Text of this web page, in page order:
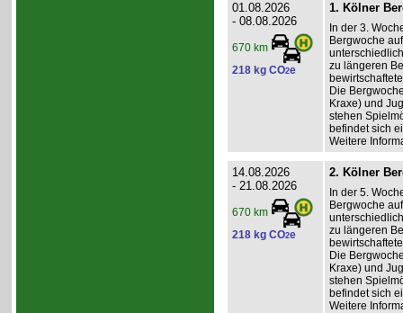
01.08.2026
- 08.08.2026
670 km
218 kg CO2e
1. Kölner
In der 3.
Bergwoche
zu längeren
Die
Kraxe) und
stehen
befindet sich
Weitere
14.08.2026
- 21.08.2026
670 km
218 kg CO2e
2. Kölner
In der 5.
Bergwoche
zu längeren
Die
Kraxe) und
stehen
befindet sich
Weitere